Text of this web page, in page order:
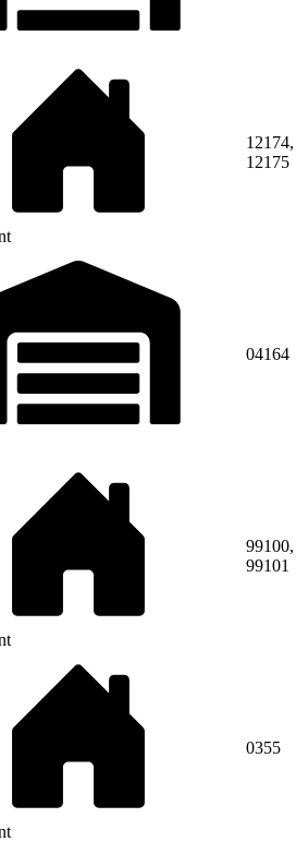
12174,
12175
04164
99100,
99101
0355